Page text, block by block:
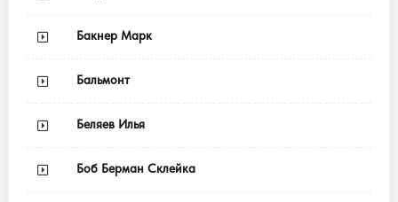
Бакнер Марк
Бальмонт
Беляев Илья
Боб Берман Склейка